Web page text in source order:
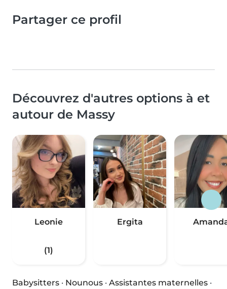
Partager ce profil
Découvrez d'autres options à et
autour de Massy
Leonie
(1)
Ergita
Babysitters · Nounous · Assistantes maternelles ·